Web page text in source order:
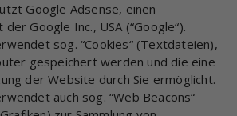
Google Adsense, einen
Google Inc., USA (“Google“).
sog. “Cookies“ (Textdateien),
gespeichert werden und die eine
der Website durch Sie ermöglicht.
auch sog. “Web Beacons“